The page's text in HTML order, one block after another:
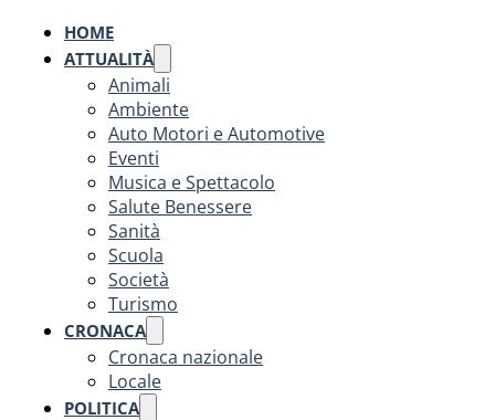
HOME
ATTUALITÀ
Animali
Ambiente
Auto Motori e Automotive
Eventi
Musica e Spettacolo
Salute Benessere
Sanità
Scuola
Società
Turismo
CRONACA
Cronaca nazionale
Locale
POLITICA